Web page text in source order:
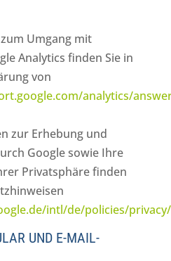
Umgang mit
Analytics finden Sie in
von
analytics/
zur Erhebung und
Google sowie Ihre
Privatsphäre finden
intl/de/policies/privacy/
UND E-MAIL-